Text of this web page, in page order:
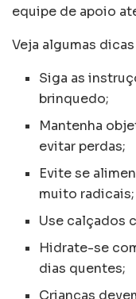
equipe de apoio
Veja algumas
Siga as
brinquedo;
Mantenha
evitar perdas;
Evite se
muito radicais;
Use calçados
Hidrate-se
dias quentes;
Crianças